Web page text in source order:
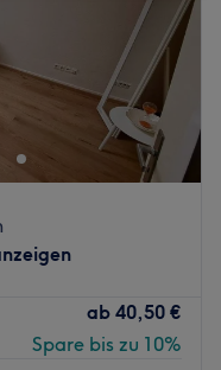
ab 40,50 €
Spare bis zu 10%